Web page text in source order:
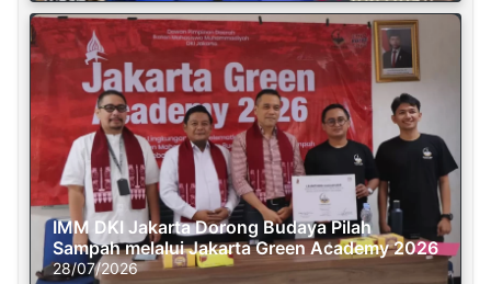
IMM DKI Jakarta Dorong Budaya Pilah
Sampah melalui Jakarta Green Academy 2026
28/07/2026